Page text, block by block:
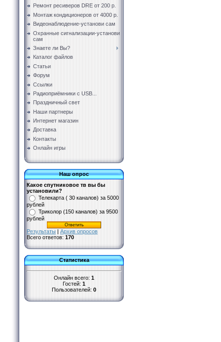
Ремонт ресиверов DRE от 200 р.
Монтаж кондиционеров от 4000 р.
Видеонаблюдение-установи сам
Охранные сигнализации-установи
сам
Знаете ли Вы?
Каталог файлов
Статьи
Форум
Ссылки
Радиоприёмники с USB...
Праздничный свет
Наши партнеры
Интернет магазин
Доставка
Контакты
Онлайн игры
Наш опрос
Какое спутниковое тв вы бы
установили?
Телекарта ( 30 каналов) за 5000
рублей
Триколор (150 каналов) за 9500
рублей
Результаты | Архив опросов
Всего ответов: 170
Статистика
Онлайн всего: 1
Гостей: 1
Пользователей: 0